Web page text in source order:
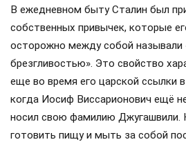
В ежедневном быту Сталин был
собственных привычек, которые
осторожно между собой называли
брезгливостью». Это свойство
еще во время его царской ссылки
когда Иосиф Виссарионович ещё
носил свою фамилию Джугашвили.
готовить пищу и мыть за собой